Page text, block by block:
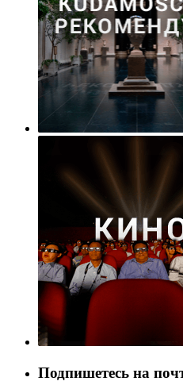
Подпишетесь на